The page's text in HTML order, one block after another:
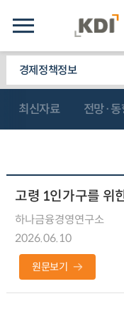
경제정책정보
최신자료 전망·동
고령 1인가구를 위
하나금융경영연구소
2026.06.10
원문보기